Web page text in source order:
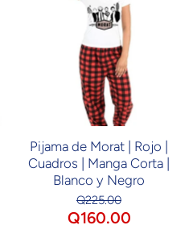
Pijama de Morat | Rojo |
Cuadros | Manga Corta |
Blanco y Negro
Q225.00
Q160.00